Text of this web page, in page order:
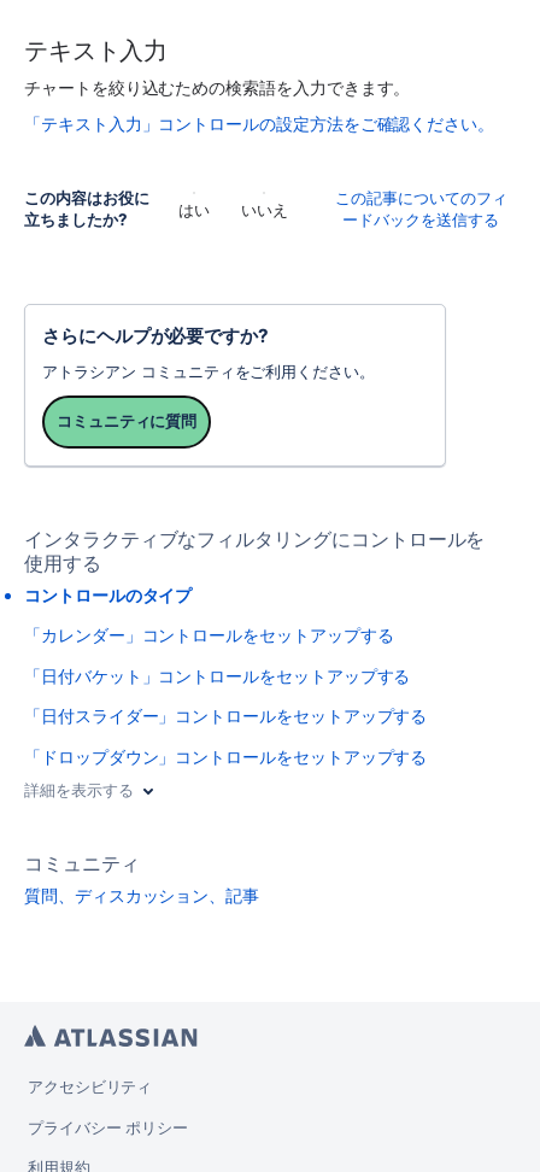
テキスト入力
チャートを絞り込むための検索語を入力できます。
「テキスト入力」コントロールの設定方法をご確認ください。
この内容はお役に
立ちましたか?
はい いいえ
この記事についてのフィ
ードバックを送信する
さらにヘルプが必要ですか?
アトラシアン コミュニティをご利用ください。
コミュニティに質問
インタラクティブなフィルタリングにコントロールを
使用する
コントロールのタイプ
「カレンダー」コントロールをセットアップする
「日付バケット」コントロールをセットアップする
「日付スライダー」コントロールをセットアップする
「ドロップダウン」コントロールをセットアップする
詳細を表示する
コミュニティ
質問、ディスカッション、記事
アクセシビリティ
プライバシー ポリシー
利用規約